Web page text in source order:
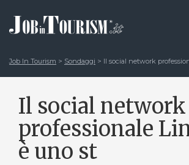
Job In Tourism > Sondaggi > Il social network
Il social network
professionale
è uno st